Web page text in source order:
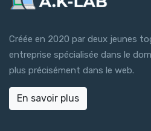
Créée en 2020 par deux jeunes
entreprise spécialisée dans le
plus précisément dans le web.
En savoir plus